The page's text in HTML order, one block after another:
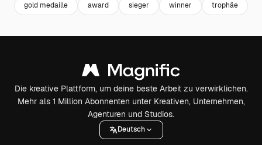
gold medaille award sieger winner trophäe
Die kreative Plattform, um deine beste Arbeit zu verwirklichen.
Mehr als 1 Million Abonnenten unter Kreativen, Unternehmen,
Agenturen und Studios.
Deutsch